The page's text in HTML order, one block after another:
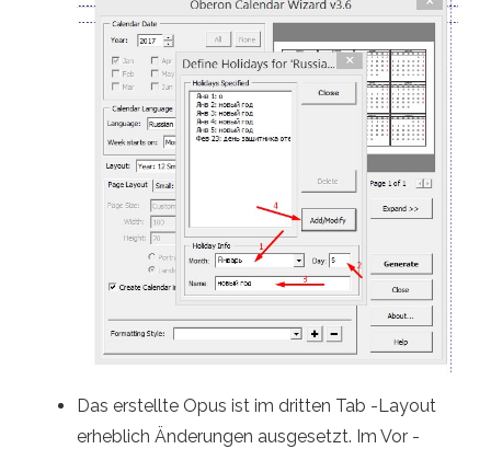
Das erstellte Opus ist im dritten Tab -Layout
erheblich Änderungen ausgesetzt. Im Vor -